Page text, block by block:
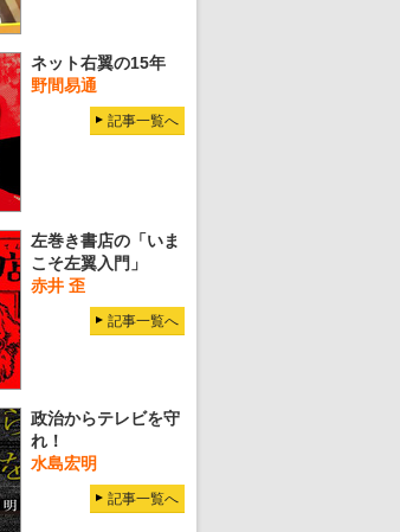
ネット右翼の15年
野間易通
記事一覧へ
左巻き書店の「いま
こそ左翼入門」
赤井 歪
記事一覧へ
政治からテレビを守
れ！
水島宏明
記事一覧へ